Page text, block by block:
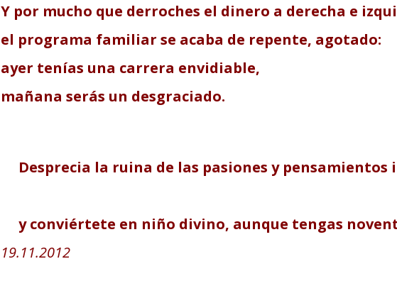
Y por mucho que derroches el dinero a derecha e
el programa familiar se acaba de repente, agotado:
ayer tenías una carrera envidiable,
mañana serás un desgraciado.
Desprecia la ruina de las pasiones y pensamientos
y conviértete en niño divino, aunque tengas
19.11.2012